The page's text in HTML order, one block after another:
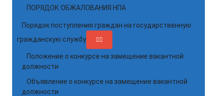
ПОРЯДОК ОБЖАЛОВАНИЯ НПА
Порядок поступления граждан на государственную
гражданскую службу
Положение о конкурсе на замещение вакантной
должности
Объявление о конкурсе на замещение вакантной
должности